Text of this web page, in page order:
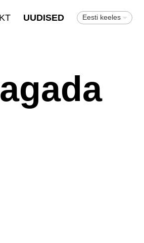
UUDISED Eesti keeles